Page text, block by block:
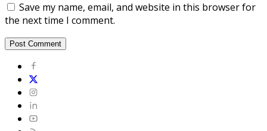
Save my name, email, and website in this browser for
the next time I comment.